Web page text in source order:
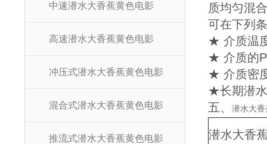
中速潜水大香蕉黄色电影
高速潜水大香蕉黄色电影
冲压式潜水大香蕉黄色电影
混合式潜水大香蕉黄色电影
推流式潜水大香蕉黄色电影
质均匀混合
可在下列条
★ 介质温
★ 介质的
★ 介质密
★长期潜水
五、潜水大香
潜水大香